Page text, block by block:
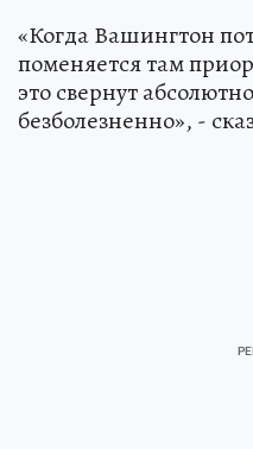
«Когда Вашингтон
поменяется там
это свернут
безболезненно», -